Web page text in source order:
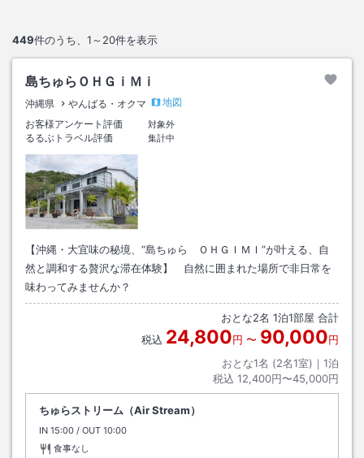
449件のうち、 1～20件を表示
島ちゅらＯＨＧｉＭｉ
沖縄県 やんばる・オクマ
地図
お客様アンケート評価
対象外
るるぶトラベル評価 集計中
【沖縄・大宜味の秘境、“島ちゅら ＯＨＧＩＭＩ”が叶える、自
然と調和する贅沢な滞在体験】 自然に囲まれた場所で非日常を
味わってみませんか？
おとな2名 1泊1部屋 合計
税込 24,800円 〜 90,000円
おとな1名 (2名1室)｜ 1泊
税込 12,400円〜45,000円
ちゅらストリーム（Air Stream）
IN チェックイン
15:00 / OUT チェックアウト
10:00
食事なし